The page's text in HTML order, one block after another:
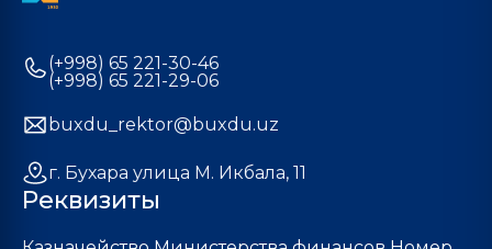
(+998) 65 221-30-46
(+998) 65 221-29-06
buxdu_rektor@buxdu.uz
г. Бухара улица М. Икбала, 11
Реквизиты